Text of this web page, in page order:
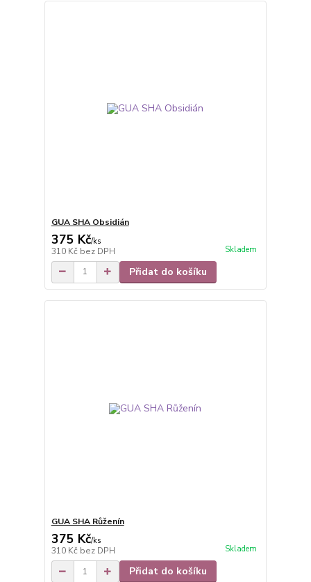
GUA SHA Obsidián
375 Kč/ks
310 Kč bez DPH Skladem
Přidat do košíku
GUA SHA Růženín
375 Kč/ks
310 Kč bez DPH Skladem
Přidat do košíku